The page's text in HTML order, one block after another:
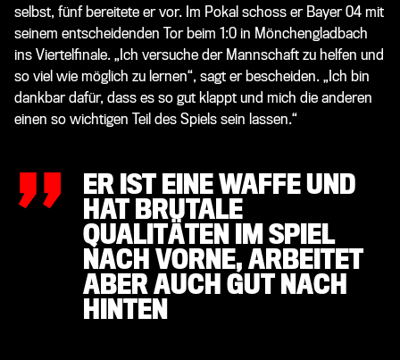
selbst, fünf bereitete er vor. Im Pokal schoss er Bayer 04 mit
seinem entscheidenden Tor beim 1:0 in Mönchengladbach
ins Viertelfinale. „Ich versuche der Mannschaft zu helfen und
so viel wie möglich zu lernen“, sagt er bescheiden. „Ich bin
dankbar dafür, dass es so gut klappt und mich die anderen
einen so wichtigen Teil des Spiels sein lassen.“
„
ER IST EINE WAFFE UND
HAT BRUTALE
QUALITÄTEN IM SPIEL
NACH VORNE, ARBEITET
ABER AUCH GUT NACH
HINTEN